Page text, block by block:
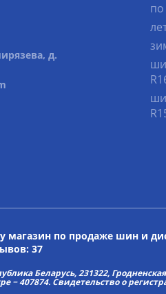
д.
магазин по продаже шин и
37
Беларусь, 231322,
− 407874. Свидетельство о